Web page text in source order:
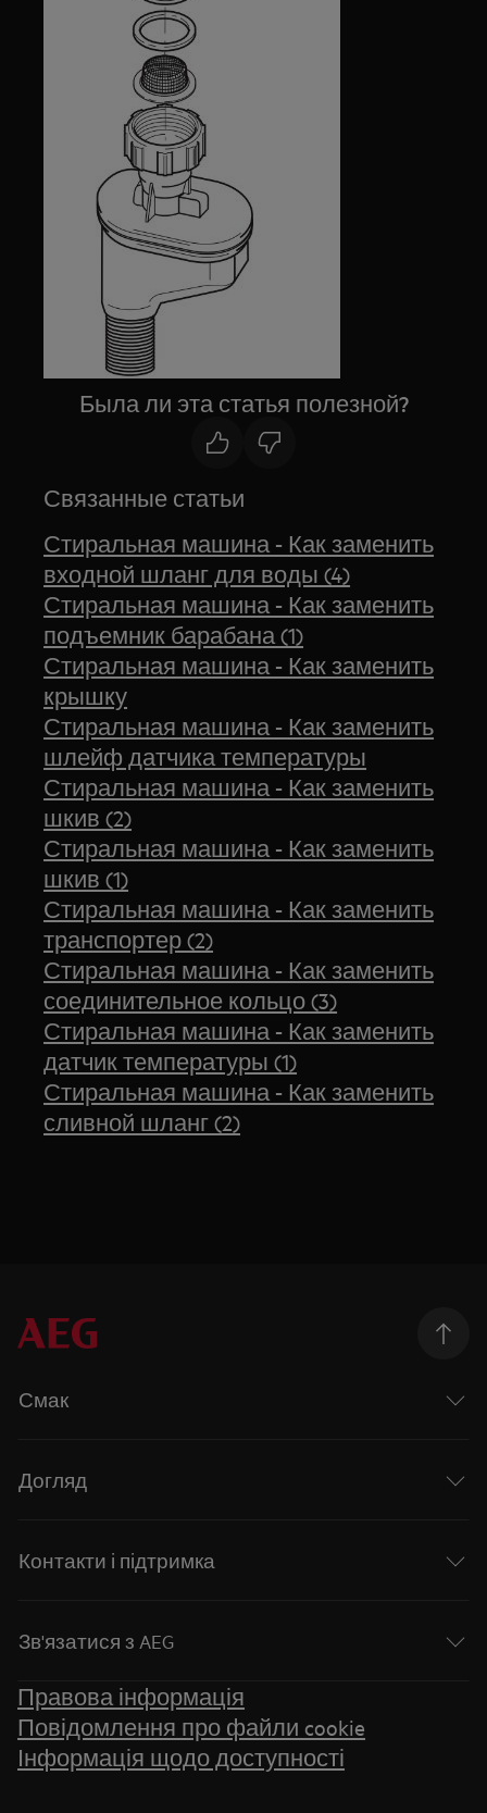
Была ли эта статья полезной?
Связанные статьи
Стиральная машина - Как заменить
входной шланг для воды (4)
Стиральная машина - Как заменить
подъемник барабана (1)
Стиральная машина - Как заменить
крышку
Стиральная машина - Как заменить
шлейф датчика температуры
Стиральная машина - Как заменить
шкив (2)
Стиральная машина - Как заменить
шкив (1)
Стиральная машина - Как заменить
транспортер (2)
Стиральная машина - Как заменить
соединительное кольцо (3)
Стиральная машина - Как заменить
датчик температуры (1)
Стиральная машина - Как заменить
сливной шланг (2)
Смак
Догляд
Контакти і підтримка
Зв'язатися з AEG
Правова інформація
Повідомлення про файли cookie
Інформація щодо доступності